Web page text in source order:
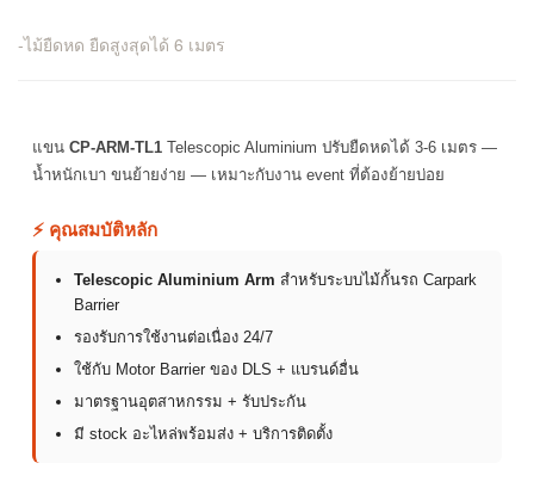
-ไม้ยืดหด ยืดสูงสุดได้ 6 เมตร
แขน CP-ARM-TL1 Telescopic Aluminium ปรับยืดหดได้ 3-6 เมตร —
น้ำหนักเบา ขนย้ายง่าย — เหมาะกับงาน event ที่ต้องย้ายบ่อย
⚡ คุณสมบัติหลัก
Telescopic Aluminium Arm สำหรับระบบไม้กั้นรถ Carpark
Barrier
รองรับการใช้งานต่อเนื่อง 24/7
ใช้กับ Motor Barrier ของ DLS + แบรนด์อื่น
มาตรฐานอุตสาหกรรม + รับประกัน
มี stock อะไหล่พร้อมส่ง + บริการติดตั้ง